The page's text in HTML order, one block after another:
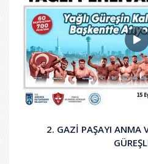
2. GAZİ PAŞAYI ANMA